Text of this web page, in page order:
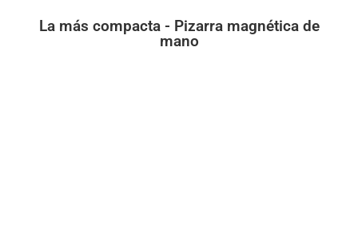
La más compacta - Pizarra magnética de
mano